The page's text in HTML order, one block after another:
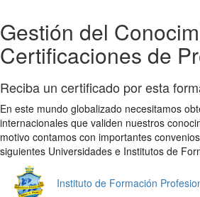
Gestión del
Certificaciones de
Reciba un certificado por esta
En este mundo globalizado necesitamos
internacionales que validen nuestros
motivo contamos con importantes
siguientes Universidades e Institutos de
Instituto de Formación